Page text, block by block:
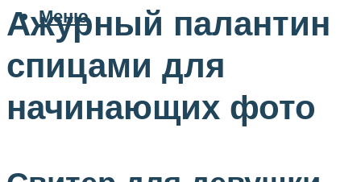
Меню
Ажурный палантин
спицами для
начинающих фото